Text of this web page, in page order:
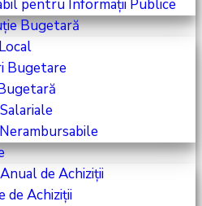
pentru Informații Publice
Bugetară
Bugetare
de Achiziții
de Achiziții